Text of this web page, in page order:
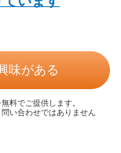
味がある
料でご提供します。
い合わせではありません